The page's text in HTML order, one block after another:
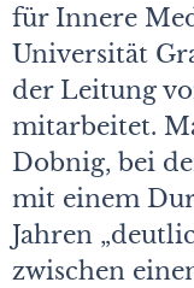
für Innere
Universität
der Leitung
mitarbeitet.
Dobnig, bei
mit einem
Jahren
zwischen